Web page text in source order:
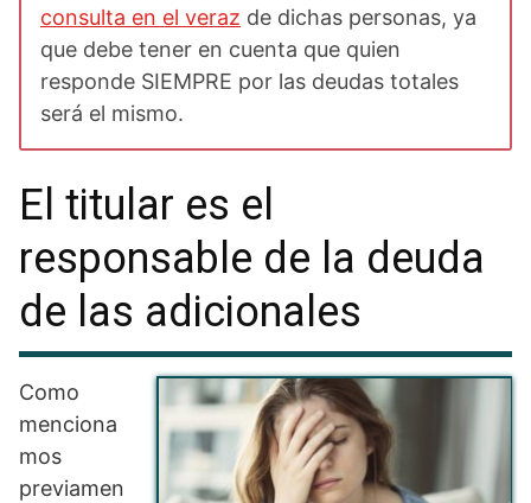
consulta en el veraz de dichas personas, ya
que debe tener en cuenta que quien
responde SIEMPRE por las deudas totales
será el mismo.
El titular es el
responsable de la deuda
de las adicionales
Como
menciona
mos
previamen